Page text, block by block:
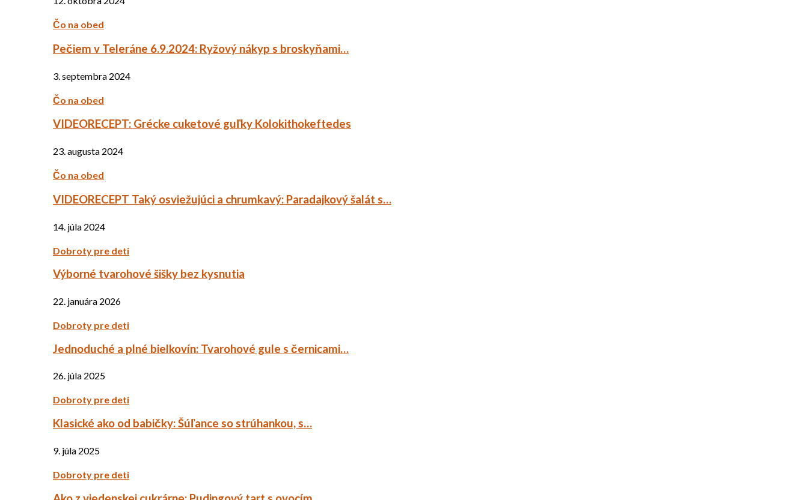
Čo na obed
Pečiem v Teleráne 6.9.2024: Ryžový nákyp s broskyňami…
3. septembra 2024
Čo na obed
VIDEORECEPT: Grécke cuketové guľky Kolokithokeftedes
23. augusta 2024
Čo na obed
VIDEORECEPT Taký osviežujúci a chrumkavý: Paradajkový šalát s…
14. júla 2024
Dobroty pre deti
Výborné tvarohové šišky bez kysnutia
22. januára 2026
Dobroty pre deti
Jednoduché a plné bielkovín: Tvarohové gule s černicami…
26. júla 2025
Dobroty pre deti
Klasické ako od babičky: Šúľance so strúhankou, s…
9. júla 2025
Dobroty pre deti